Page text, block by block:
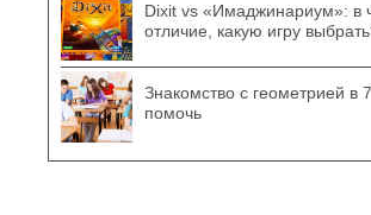
Dixit vs «Имаджинариум»: в
отличие, какую игру
Знакомство с геометрией в
помочь